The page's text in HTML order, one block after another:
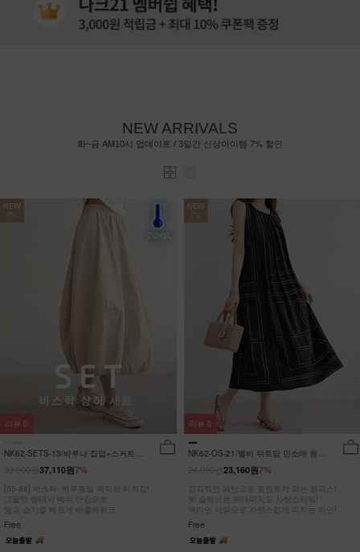
NEW ARRIVALS
화~금 AM10시 업데이트 / 3일간 신상아이템 7% 할인
NEW
7%
NK62-SETS-13/바루나 집업+스커트
7%
37,110원
[55-88] 바스락- 하루종일 쾌적한 터치감!
그물망 형태의 메쉬 안감으로
땀과 습기를 빠르게 배출해줘요
Free
리뷰 0
NEW
7%
NK62-OS-21/벨비 뒤트임 민소매 원피
7%
23,160원
감각적인 패턴으로 포인트가 되는 원피스!
뒷 슬릿으로 뒤태마저도 사랑스러워!
넥라인 셔링으로 자연스럽게 퍼지는 라인!
Free
리뷰 0